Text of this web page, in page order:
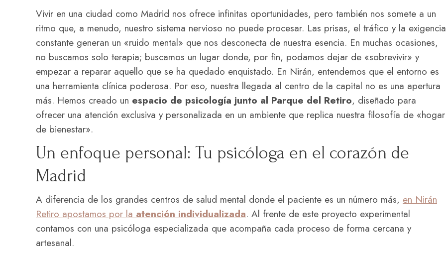
Vivir en una ciudad como Madrid nos ofrece infinitas oportunidades, pero también nos somete a un
ritmo que, a menudo, nuestro sistema nervioso no puede procesar. Las prisas, el tráfico y la exigencia
constante generan un «ruido mental» que nos desconecta de nuestra esencia. En muchas ocasiones,
no buscamos solo terapia; buscamos un lugar donde, por fin, podamos dejar de «sobrevivir» y
empezar a reparar aquello que se ha quedado enquistado. En Nirán, entendemos que el entorno es
una herramienta clínica poderosa. Por eso, nuestra llegada al centro de la capital no es una apertura
más. Hemos creado un espacio de psicología junto al Parque del Retiro, diseñado para
ofrecer una atención exclusiva y personalizada en un ambiente que replica nuestra filosofía de «hogar
de bienestar».
Un enfoque personal: Tu psicóloga en el corazón de
Madrid
A diferencia de los grandes centros de salud mental donde el paciente es un número más, en Nirán
Retiro apostamos por la atención individualizada. Al frente de este proyecto experimental
contamos con una psicóloga especializada que acompaña cada proceso de forma cercana y
artesanal.